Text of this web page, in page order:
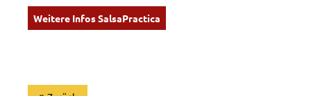
Weitere Infos SalsaPractica